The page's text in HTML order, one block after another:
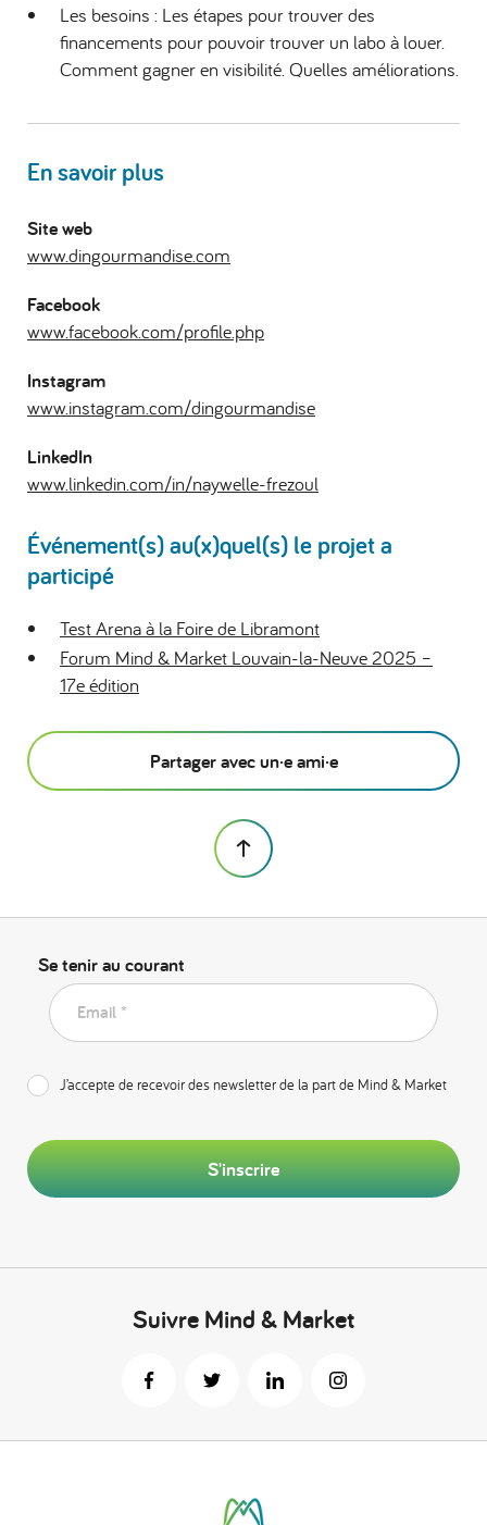
Les besoins : Les étapes pour trouver des
financements pour pouvoir trouver un labo à louer.
Comment gagner en visibilité. Quelles améliorations.
En savoir plus
Site web
www.dingourmandise.com
Facebook
www.facebook.com/profile.php
Instagram
www.instagram.com/dingourmandise
LinkedIn
www.linkedin.com/in/naywelle-frezoul
Événement(s) au(x)quel(s) le projet a
participé
Test Arena à la Foire de Libramont
Forum Mind & Market Louvain-la-Neuve 2025 –
17e édition
Partager avec un·e ami·e
Se tenir au courant
Email *
J’accepte de recevoir des newsletter de la part de Mind & Market
S'inscrire
Suivre Mind & Market